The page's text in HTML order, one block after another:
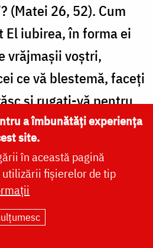
(Matei 26, 52). Cum
El iubirea, în forma ei
vrăjmașii voștri,
ce vă blestemă, faceți
și rugați-vă pentru
vă prigonesc”? (Matei
ar mai fi putut pretinde
față cei ce ne
împotriviți celui rău;
obrazul drept,
a îmbunătăți experiența
site.
în această pagină
fișierelor de tip